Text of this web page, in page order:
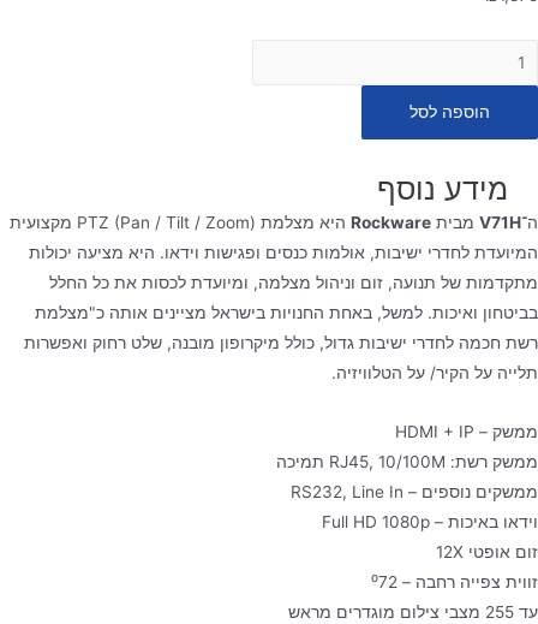
כמות
של
מצלמת
רשת
V71H
–
מצלמת
PTZ
לשיחות
וקונפרנסים
מקצועיים
הוספה לסל
מידע נוסף
ה־V71H מבית Rockware
היא מצלמת PTZ (Pan / Tilt / Zoom) מקצועית
המיועדת לחדרי ישיבות, אולמות כנסים ופגישות וידאו. היא מציעה יכולות
מתקדמות של תנועה, זום וניהול מצלמה, ומיועדת לכסות את כל החלל
בביטחון ואיכות. למשל, באחת החנויות בישראל מציינים אותה כ"מצלמת
רשת חכמה לחדרי ישיבות גדול, כולל מיקרופון מובנה, שלט רחוק ואפשרות
תלייה על הקיר/ על הטלוויזיה.
ממשק – HDMI + IP
ממשק רשת: RJ45, 10/100M תמיכה
ממשקים נוספים – RS232, Line In
וידאו באיכות – Full HD 1080p
זום אופטי 12X
זווית צפייה רחבה – ⁰72
עד 255 מצבי צילום מוגדרים מראש